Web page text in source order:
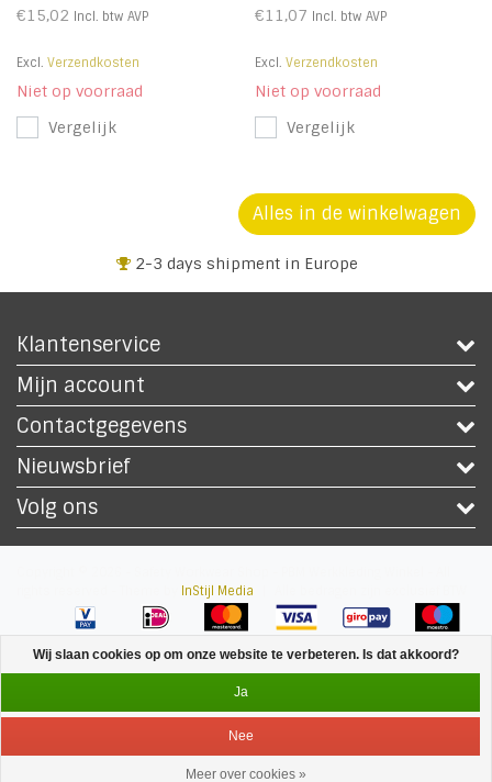
€15,02 Incl. btw AVP
Excl. Verzendkosten
Niet op voorraad
Vergelijk
€11,07 Incl. btw AVP
Excl. Verzendkosten
Niet op voorraad
Vergelijk
Alles in de winkelwagen
+32 3 318 94 61
Klantenservice
Mijn account
Contactgegevens
Nieuwsbrief
Volg ons
InStijl Media
Menu Inloggen
Wij slaan cookies op om onze website te verbeteren. Is dat akkoord?
Ja
Nee
Meer over cookies »